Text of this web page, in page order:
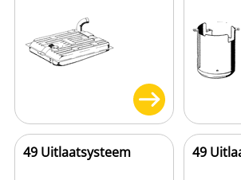
49 Uitlaatsysteem 49